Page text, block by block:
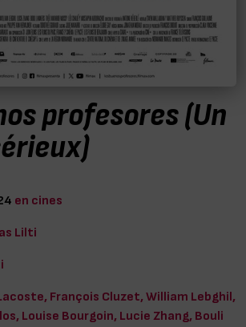
profesores (Un
en cines
Lilti
François Cluzet, William Lebghil,
Louise Bourgoin, Lucie Zhang, Bouli